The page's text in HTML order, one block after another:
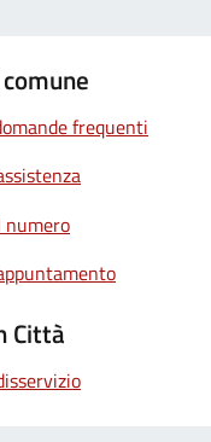
frequenti
numero
Città